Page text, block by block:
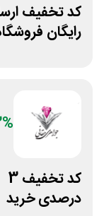
کد تخفیف
رایگان
کد تخفیف 3
درصدی خرید